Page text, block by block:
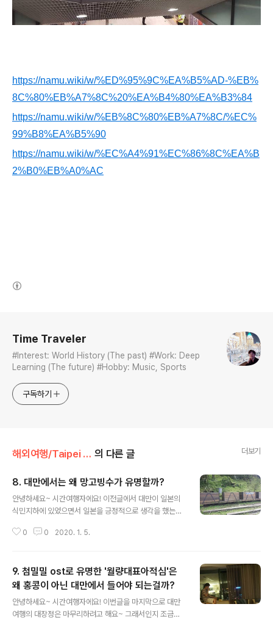
https://namu.wiki/w/%ED%95%9C%EA%B5%AD-%EB%
8C%80%EB%A7%8C%20%EA%B4%80%EA%B3%84
https://namu.wiki/w/%EB%8C%80%EB%A7%8C/%EC%
99%B8%EA%B5%90
https://namu.wiki/w/%EC%A4%91%EC%86%8C%EA%B
2%B0%EB%A0%AC
Time Traveler
#Interest: World History (The past) #Work: Deep
Learning (The future) #Hobby: Music, Sports
구독하기
해외여행/Taipei (대만) 의 다른 글 더보기
8. 대만에서는 왜 망고빙수가 유명할까?
안녕하세요~ 시간여행자에요! 이전글에서 대만이 일본의
식민지하에 있었으면서 일본을 긍정적으로 생각을 했는지
려고 합니다~ 이전에 대만의 역사에 대해서 다시 리마인드
라의 침략으로 못살게 굼 ㅎㅎ 매우 간단히 요약했죠? 사실
대만이라는 곳은 본래 원주민들의 나라에요. 그런데 여기
저기서 침략해오고 자신들의 문화도 무시하고점령하니 기
분이 좋진 않았겠죠?? 그런데 1895 청일전쟁 이후 일본에
게 패한 대만이 시모노세키 조약에 의해 대만을 할양받게
0 0 2020. 1. 5.
9. 첨밀밀 ost로 유명한 '월량대표아적심'은
왜 홍콩이 아닌 대만에서 들어야 되는걸까?
안녕하세요~ 시간여행자에요! 이번글을 마지막으로 대만
여행의 대장정은 마무리하려고 해요~ 그래서인지 조금은